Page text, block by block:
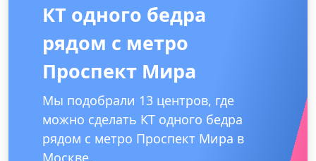
КТ одного бедра
рядом с метро
Проспект Мира
Мы подобрали 13 центров, где
можно сделать КТ одного бедра
рядом с метро Проспект Мира в
Москве.